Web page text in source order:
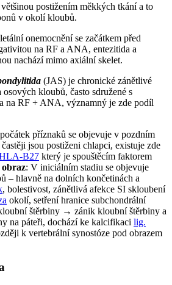
postižením měkkých tkání a to
v okolí kloubů.
onemocnění se začátkem před
na RF a ANA, entezitida a
nachází mimo axiální skelet.
(JAS) je chronické zánětlivé
kloubů, často sdružené s
na RF + ANA, významný je zde podíl
příznaků se objevuje v pozdním
jsou postiženi chlapci, existuje zde
B27 který je spouštěcím faktorem
: V iniciálním stadiu se objevuje
– hlavně na dolních končetinách a
, bolestivost, zánětlivá afekce SI skloubení
okolí, setření hranice subchondrální
štěrbiny → zánik kloubní štěrbiny a
na páteři, dochází ke kalcifikaci lig.
k vertebrální synostóze pod obrazem